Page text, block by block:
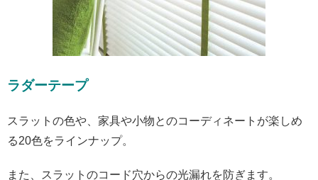
ラダーテープ
スラットの色や、家具や小物とのコーディネートが楽しめ
る20色をラインナップ。
また、スラットのコード穴からの光漏れを防ぎます。